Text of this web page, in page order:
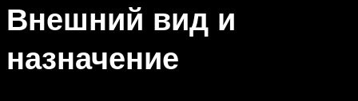
Внешний вид и
назначение